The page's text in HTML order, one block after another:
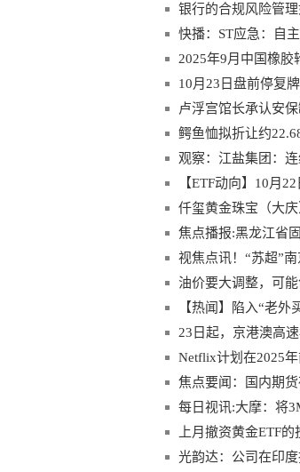
银行的合规风险管
快播：ST应急：自
2025年9月中国橡胶
10月23日盘前停复
卢浮宫馆长承认安
鳄鱼恤拟折让约
观察：江盐集团：
【ETF动向】10月
仟玺黄金珠宝（大
焦点播报:黑龙江省
视焦点讯！“苏超”
油价要大调整，可
【热闻】陷入“老
23日起，京港澳高
Netflix计划在2025
焦点要闻：国内期
每日视讯:大摩：将
上月撤资黄金ETF
光韵达：公司在印